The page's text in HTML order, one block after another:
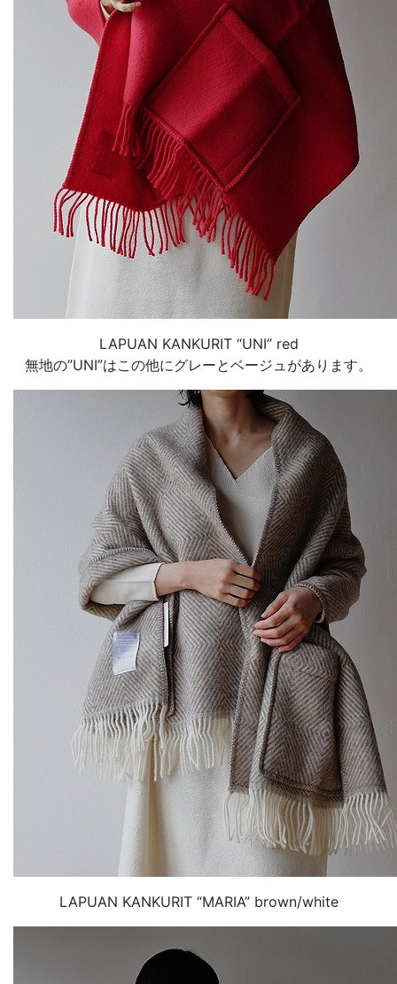
LAPUAN KANKURIT “UNI” red
無地の”UNI”はこの他にグレーとベージュがあります。
LAPUAN KANKURIT “MARIA” brown/white